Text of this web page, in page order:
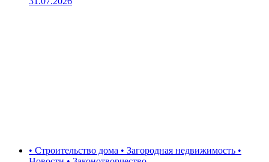
• Строительство дома • Загородная недвижимость •